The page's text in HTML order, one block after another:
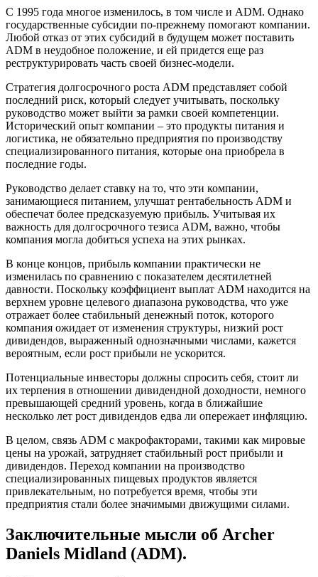
С 1995 года многое изменилось, в том числе и ADM. Однако
государственные субсидии по-прежнему помогают компании.
Любой отказ от этих субсидий в будущем может поставить
ADM в неудобное положение, и ей придется еще раз
реструктурировать часть своей бизнес-модели.
Стратегия долгосрочного роста ADM представляет собой
последний риск, который следует учитывать, поскольку
руководство может выйти за рамки своей компетенции.
Исторический опыт компании – это продукты питания и
логистика, не обязательно предприятия по производству
специализированного питания, которые она приобрела в
последние годы.
Руководство делает ставку на то, что эти компании,
занимающиеся питанием, улучшат рентабельность ADM и
обеспечат более предсказуемую прибыль. Учитывая их
важность для долгосрочного тезиса ADM, важно, чтобы
компания могла добиться успеха на этих рынках.
В конце концов, прибыль компании практически не
изменилась по сравнению с показателем десятилетней
давности. Поскольку коэффициент выплат ADM находится на
верхнем уровне целевого диапазона руководства, что уже
отражает более стабильный денежный поток, которого
компания ожидает от изменения структуры, низкий рост
дивидендов, выраженный однозначными числами, кажется
вероятным, если рост прибыли не ускорится.
Потенциальные инвесторы должны спросить себя, стоит ли
их терпения в отношении дивидендной доходности, немного
превышающей средний уровень, когда в ближайшие
несколько лет рост дивидендов едва ли опережает инфляцию.
В целом, связь ADM с макрофакторами, такими как мировые
цены на урожай, затрудняет стабильный рост прибыли и
дивидендов. Переход компании на производство
специализированных пищевых продуктов является
привлекательным, но потребуется время, чтобы эти
предприятия стали более значимыми движущими силами.
Заключительные мысли об Archer
Daniels Midland (ADM).